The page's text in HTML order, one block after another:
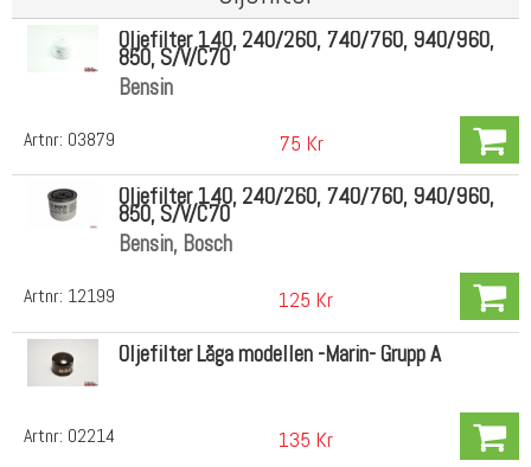
Artnr: 03879
Oljefilter 140, 240/260, 740/760, 940/960,
850, S/V/C70
Bensin
75 Kr
Artnr: 12199
Oljefilter 140, 240/260, 740/760, 940/960,
850, S/V/C70
Bensin, Bosch
125 Kr
Artnr: 02214
Oljefilter Låga modellen -Marin- Grupp A
135 Kr